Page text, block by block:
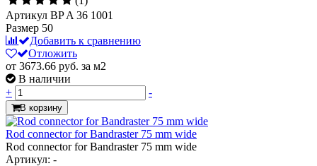
Артикул BP A 36 1001
Размер 50
Добавить к сравнению
Отложить
от 3673.66 руб. за м2
В наличии
+
-
В корзину
Rod connector for Bandraster 75 mm wide
Rod connector for Bandraster 75 mm wide
Артикул: -